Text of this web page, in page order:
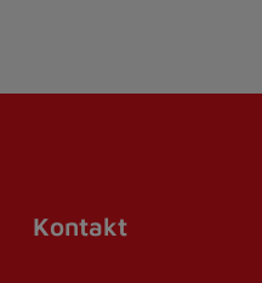
Kontakt